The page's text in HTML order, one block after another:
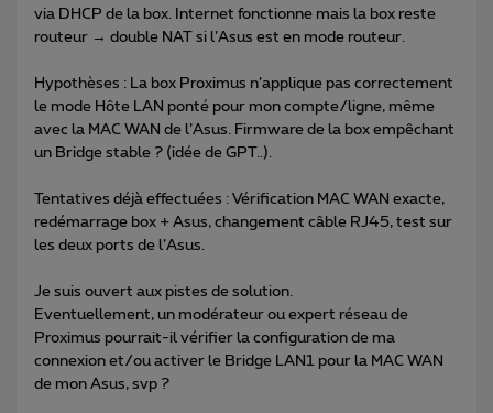
via DHCP de la box. Internet fonctionne mais la box reste
routeur → double NAT si l’Asus est en mode routeur.
Hypothèses : La box Proximus n’applique pas correctement
le mode Hôte LAN ponté pour mon compte/ligne, même
avec la MAC WAN de l’Asus. Firmware de la box empêchant
un Bridge stable ? (idée de GPT..).
Tentatives déjà effectuées : Vérification MAC WAN exacte,
redémarrage box + Asus, changement câble RJ45, test sur
les deux ports de l’Asus.
Je suis ouvert aux pistes de solution.
Eventuellement, un modérateur ou expert réseau de
Proximus pourrait-il vérifier la configuration de ma
connexion et/ou activer le Bridge LAN1 pour la MAC WAN
de mon Asus, svp ?